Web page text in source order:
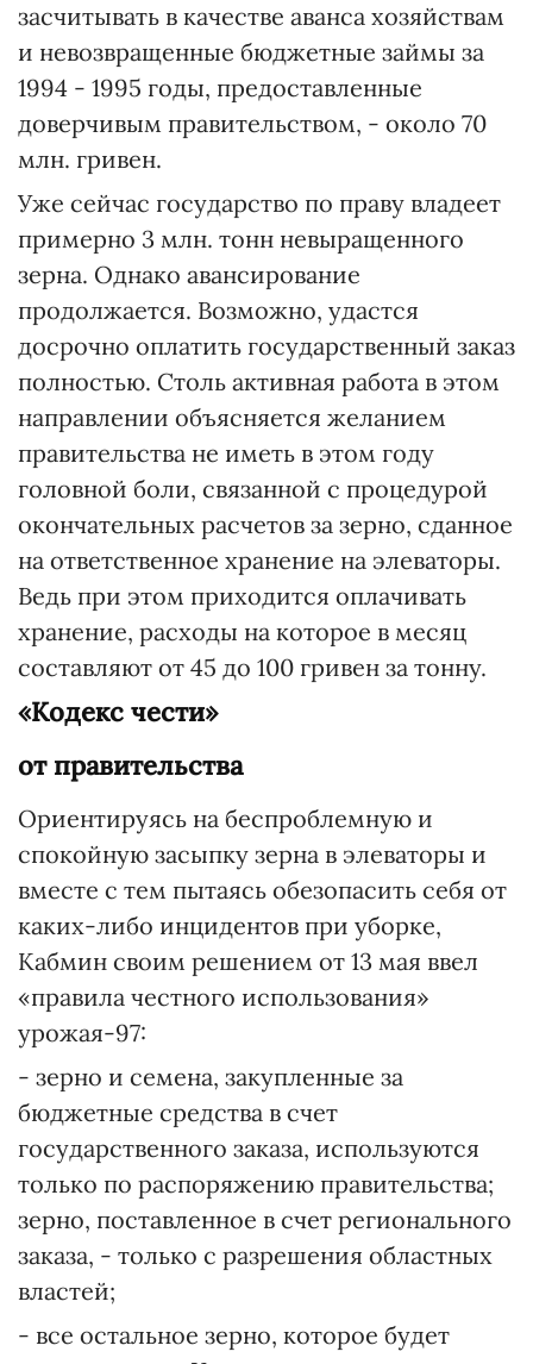
засчитывать в качестве аванса хозяйствам
и невозвращенные бюджетные займы за
1994 - 1995 годы, предоставленные
доверчивым правительством, - около 70
млн. гривен.
Уже сейчас государство по праву владеет
примерно 3 млн. тонн невыращенного
зерна. Однако авансирование
продолжается. Возможно, удастся
досрочно оплатить государственный заказ
полностью. Столь активная работа в этом
направлении объясняется желанием
правительства не иметь в этом году
головной боли, связанной с процедурой
окончательных расчетов за зерно, сданное
на ответственное хранение на элеваторы.
Ведь при этом приходится оплачивать
хранение, расходы на которое в месяц
составляют от 45 до 100 гривен за тонну.
«Кодекс чести»
от правительства
Ориентируясь на беспроблемную и
спокойную засыпку зерна в элеваторы и
вместе с тем пытаясь обезопасить себя от
каких-либо инцидентов при уборке,
Кабмин своим решением от 13 мая ввел
«правила честного использования»
урожая-97:
- зерно и семена, закупленные за
бюджетные средства в счет
государственного заказа, используются
только по распоряжению правительства;
зерно, поставленное в счет регионального
заказа, - только с разрешения областных
властей;
- все остальное зерно, которое будет